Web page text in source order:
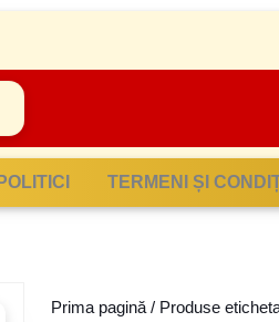
POLITICI TERMENI ȘI
Prima pagină / Produse